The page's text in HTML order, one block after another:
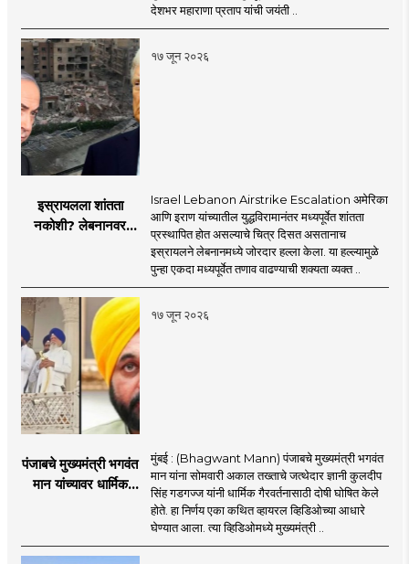
मोहनजी भागवत
देशभर महाराणा प्रताप यांची जयंती ..
१७ जून २०२६
इस्रायलला शांतता
नकोशी? लेबनानवर
इराण-अमेरिकेत आरोप-
प्रत्यारोप
Israel Lebanon Airstrike Escalation अमेरिका
आणि इराण यांच्यातील युद्धविरामानंतर मध्यपूर्वेत शांतता
प्रस्थापित होत असल्याचे चित्र दिसत असतानाच
इस्रायलने लेबनानमध्ये जोरदार हल्ला केला. या हल्ल्यामुळे
पुन्हा एकदा मध्यपूर्वेत तणाव वाढण्याची शक्यता व्यक्त ..
१७ जून २०२६
पंजाबचे मुख्यमंत्री भगवंत
मान यांच्यावर धार्मिक
खळबळ
मुंबई : (Bhagwant Mann) पंजाबचे मुख्यमंत्री भगवंत
मान यांना सोमवारी अकाल तख्ताचे जत्थेदार ज्ञानी कुलदीप
सिंह गडगज्ज यांनी धार्मिक गैरवर्तनासाठी दोषी घोषित केले
होते. हा निर्णय एका कथित व्हायरल व्हिडिओच्या आधारे
घेण्यात आला. त्या व्हिडिओमध्ये मुख्यमंत्री ..